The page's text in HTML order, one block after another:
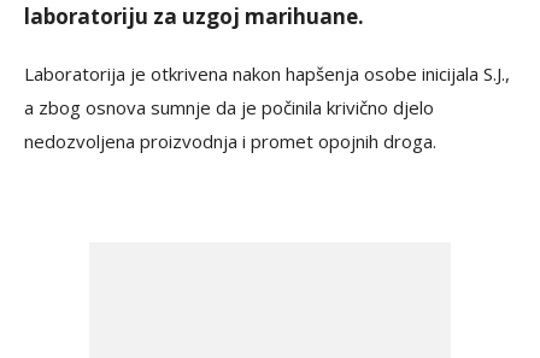
laboratoriju za uzgoj marihuane.
Laboratorija je otkrivena nakon hapšenja osobe inicijala S.J.,
a zbog osnova sumnje da je počinila krivično djelo
nedozvoljena proizvodnja i promet opojnih droga.